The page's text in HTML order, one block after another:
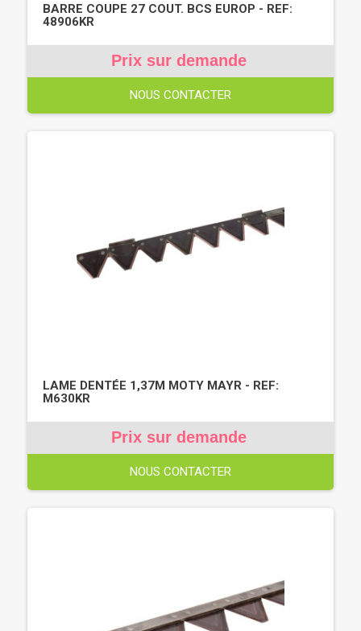
BARRE COUPE 27 COUT. BCS EUROP - REF:
48906KR
Prix sur demande
NOUS CONTACTER
LAME DENTÉE 1,37M MOTY MAYR - REF:
M630KR
Prix sur demande
NOUS CONTACTER